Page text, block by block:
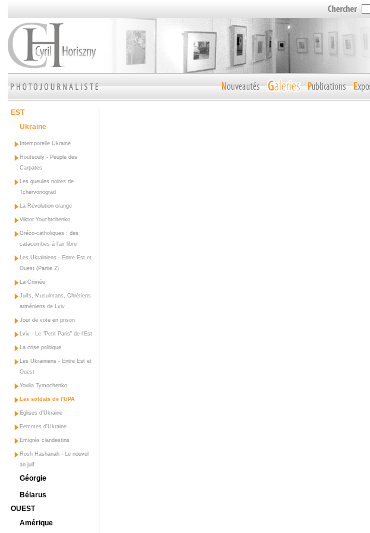
EST
Ukraine
Intemporelle Ukraine
Houtsouly - Peuple des
Carpates
Les gueules noires de
Tchervonograd
La Révolution orange
Viktor Youchtchenko
Gréco-catholiques : des
catacombes à l'air libre
Les Ukrainiens - Entre Est et
Ouest (Partie 2)
La Crimée
Juifs, Musulmans, Chrétiens
arméniens de Lviv
Jour de vote en prison
Lviv - Le "Petit Paris" de l'Est
La crise politique
Les Ukrainiens - Entre Est et
Ouest
Youlia Tymochenko
Les soldats de l'UPA
Eglises d'Ukraine
Femmes d'Ukraine
Emigrés clandestins
Rosh Hashanah - Le nouvel
an juif
Géorgie
Bélarus
OUEST
Amérique